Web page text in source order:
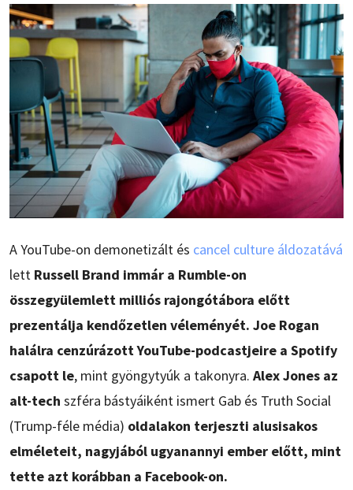
A YouTube-on demonetizált és cancel culture áldozatává
lett Russell Brand immár a Rumble-on
összegyülemlett milliós rajongótábora előtt
prezentálja kendőzetlen véleményét. Joe Rogan
halálra cenzúrázott YouTube-podcastjeire a Spotify
csapott le, mint gyöngytyúk a takonyra. Alex Jones az
alt-tech szféra bástyáiként ismert Gab és Truth Social
(Trump-féle média) oldalakon terjeszti alusisakos
elméleteit, nagyjából ugyanannyi ember előtt, mint
tette azt korábban a Facebook-on.